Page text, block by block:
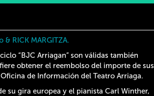
& RICK MARGITZA.
“BJC Arriagan” son válidas también
obtener el reembolso del importe de sus
de Información del Teatro Arriaga.
su gira europea y el pianista Carl Winther,